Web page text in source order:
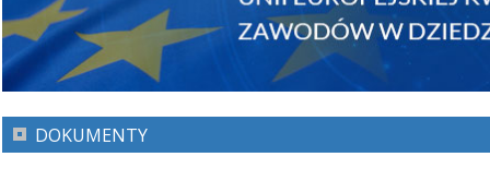
DOKUMENTY